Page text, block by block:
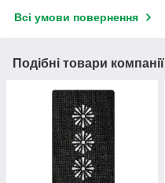
Всі умови повернення
Подібні товари компанії